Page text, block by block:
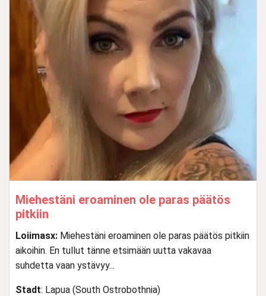
Miehestäni eroaminen ole paras päätös
pitkiin
Loiimasx: Miehestäni eroaminen ole paras päätös pitkiin
aikoihin. En tullut tänne etsimään uutta vakavaa
suhdetta vaan ystävyy...
Stadt: Lapua (South Ostrobothnia)